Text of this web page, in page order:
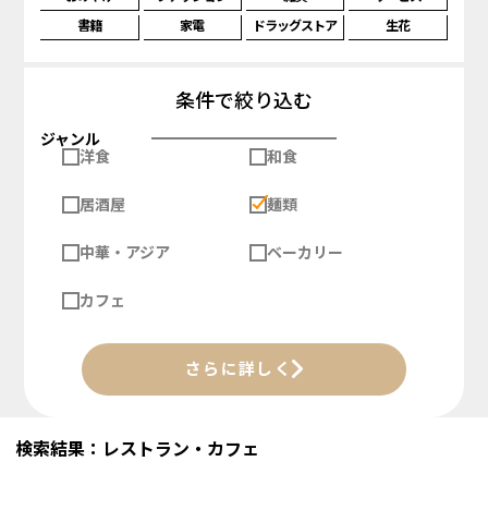
書籍
家電 ドラッグストア 生花
条件で絞り込む
ジャンル
洋食
和食
居酒屋 麺類
中華・アジア ベーカリー
カフェ
さらに詳しく
検索結果：レストラン・カフェ